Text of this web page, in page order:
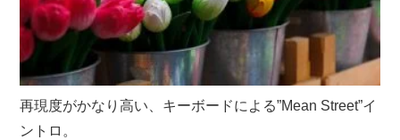
再現度がかなり高い、キーボードによる”Mean Street”イ
ントロ。